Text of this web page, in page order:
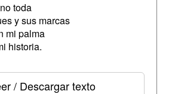
toda
y sus marcas
mi palma
historia.
/ Descargar texto